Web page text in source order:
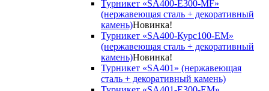
Турникет «SA400-Е300-MF»
(нержавеющая сталь + декоративный
камень)Новинка!
Турникет «SA400-Курс100-EM»
(нержавеющая сталь + декоративный
камень)Новинка!
Турникет «SA401» (нержавеющая
сталь + декоративный камень)